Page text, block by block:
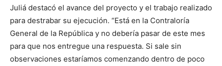
Juliá destacó el avance del proyecto y el trabajo realizado
para destrabar su ejecución. “Está en la Contraloría
General de la República y no debería pasar de este mes
para que nos entregue una respuesta. Si sale sin
observaciones estaríamos comenzando dentro de poco